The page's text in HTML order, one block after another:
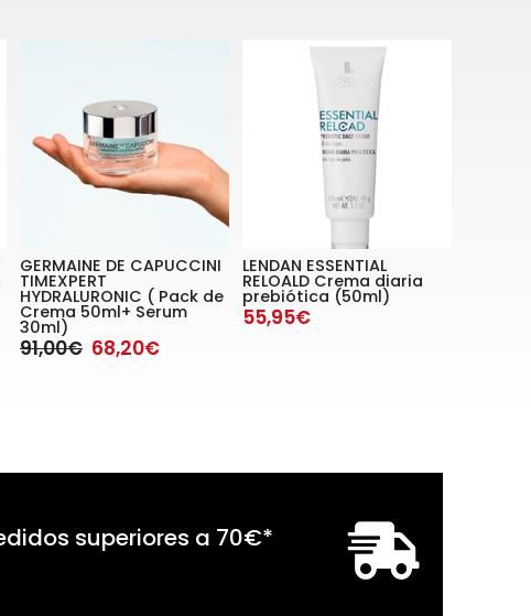
GERMAINE DE CAPUCCINI
TIMEXPERT
HYDRALURONIC ( Pack de
Crema 50ml+ Serum
30ml)
91,00€ 68,20€
LENDAN ESSENTIAL
RELOALD Crema diaria
prebiótica (50ml)
55,95€
superiores a 70€*